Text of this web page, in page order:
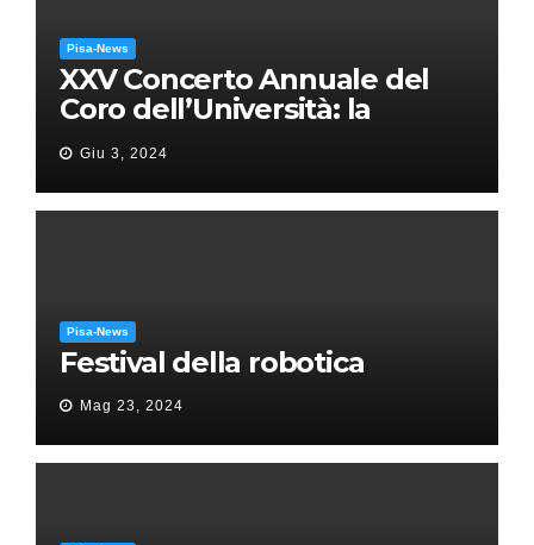
Pisa-News
XXV Concerto Annuale del
Coro dell’Università: la
“Messa in gloria” di Giacomo
Puccini
Giu 3, 2024
Pisa-News
Festival della robotica
Mag 23, 2024